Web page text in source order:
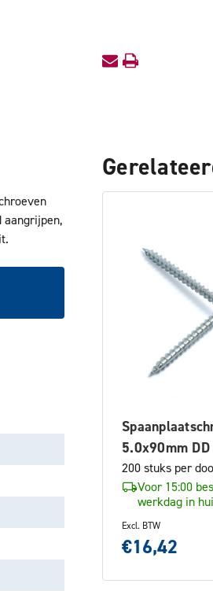
aangrijpen,
5.0x90mm DD
200 stuks per
Voor 15:00
werkdag in
Excl. BTW
€16,42